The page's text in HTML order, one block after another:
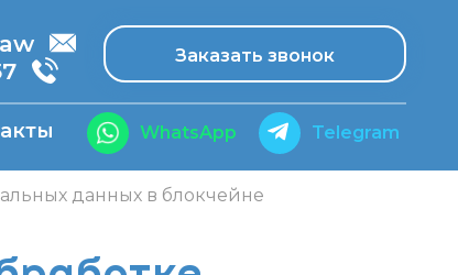
Заказать звонок
WhatsApp Telegram
данных в блокчейне